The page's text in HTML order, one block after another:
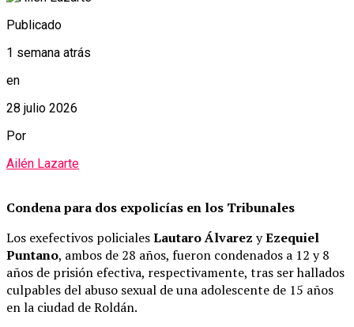
Publicado
1 semana atrás
en
28 julio 2026
Por
Ailén Lazarte
Condena para dos expolicías en los Tribunales
Los exefectivos policialesLautaro Álvarez yEzequiel
Puntano, ambos de 28 años, fueron condenados a 12 y 8
años de prisión efectiva, respectivamente, tras ser hallados
culpables del abuso sexual de una adolescente de 15 años
en la ciudad de Roldán.